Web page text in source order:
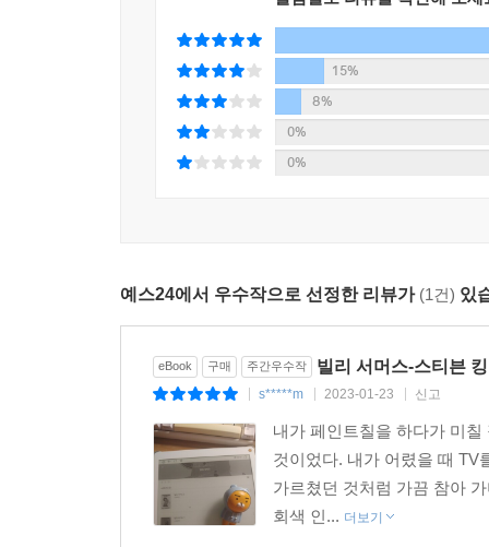
15%
8%
0%
0%
예스24에서 우수작으로 선정한 리뷰가 (1건) 있
eBook 구매 주간우수작 빌리 서머스-스티븐 킹
s*****m 2023-01-23 신고
내가 페인트칠을 하다가 미
것이었다. 내가 어렸을 때 TV
가르쳤던 것처럼 가끔 참아
회색 인... 더보기